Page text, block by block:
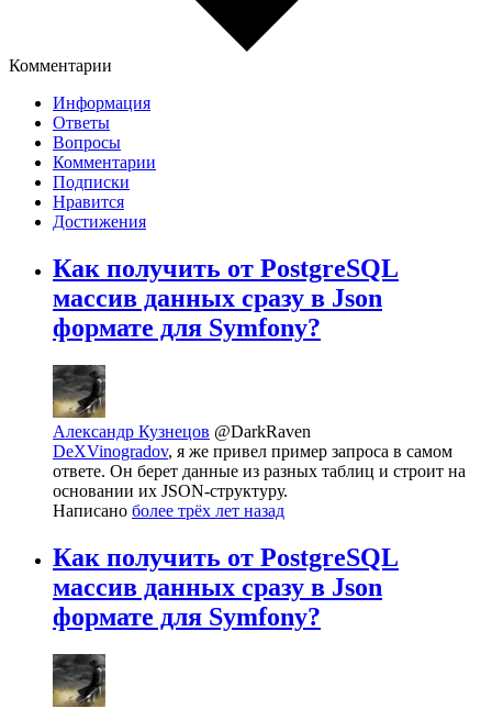
Комментарии
Информация
Ответы
Вопросы
Комментарии
Подписки
Нравится
Достижения
Как получить от PostgreSQL
массив данных сразу в Json
формате для Symfony?
Александр Кузнецов @DarkRaven
DeXVinogradov, я же привел пример запроса в самом
ответе. Он берет данные из разных таблиц и строит на
основании их JSON-структуру.
Написано более трёх лет назад
Как получить от PostgreSQL
массив данных сразу в Json
формате для Symfony?